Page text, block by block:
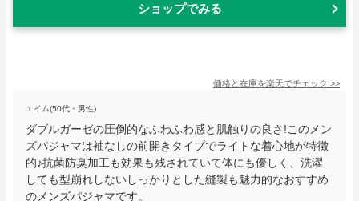
ショップでみる
価格と在庫を楽天でチェック >>
エイム(50代・男性)
ダブルガーゼの圧倒的なふわふわ感と肌触りの良さ!このメン
ズパジャマは袖なしの前開きタイプでライトな着心地が特徴
的♪抗菌防臭加工も効果も残されていて体にも優しく、洗濯
しても型崩れしないしっかりとした縫製も魅力的なおすすめ
のメンズパジャマです。